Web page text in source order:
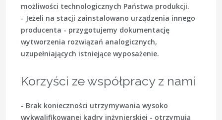
możliwości technologicznych Państwa produkcji.
- Jeżeli na stacji zainstalowano urządzenia innego
producenta - przygotujemy dokumentację
wytworzenia rozwiązań analogicznych,
uzupełniających istniejące wyposażenie.
Korzyści ze współpracy z nami
- Brak konieczności utrzymywania wysoko
wykwalifikowanej kadry inżynierskiej - otrzymują